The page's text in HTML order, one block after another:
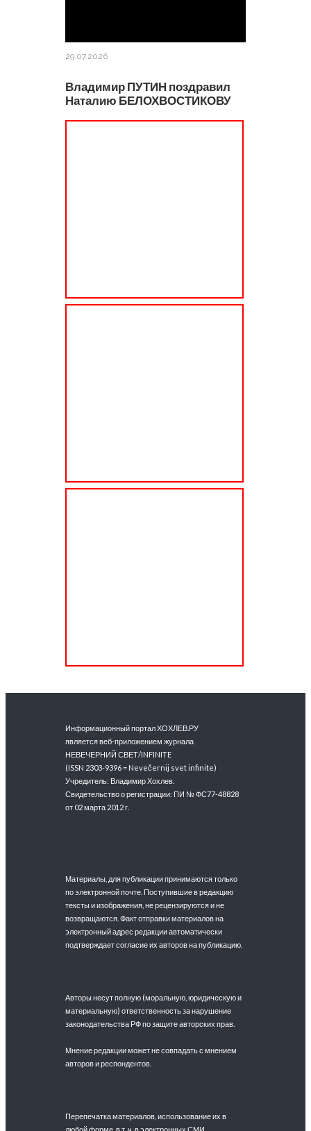
29.07.2026
Владимир ПУТИН поздравил
Наталию БЕЛОХВОСТИКОВУ
Информационный портал ХОХЛЕВ.РУ
является веб-приложением журнала
НЕВЕЧЕРНИЙ СВЕТ/INFINITE
(ISSN 2303-9396 = Nevečernij svet infinite)
Учредитель: Владимир Хохлев.
Свидетельство о регистрации: ПИ № ФС77-48828
от 02 марта 2012 г.
Материалы, для публикации принимаются только
по электронной почте. Поступившие в редакцию
тексты и изображения, не рецензируются и не
возвращаются. Факт отправки материалов на
электронный адрес редакции автоматически
подтверждает согласие их авторов на публикацию.
Авторы несут полную (моральную, юридическую и
материальную) ответственность за нарушение
законодательства РФ по защите авторских прав.
Мнение редакции может не совпадать с мнением
авторов и респондентов.
Перепечатка материалов, использование их в
любой форме, в т. ч. в электронных СМИ,